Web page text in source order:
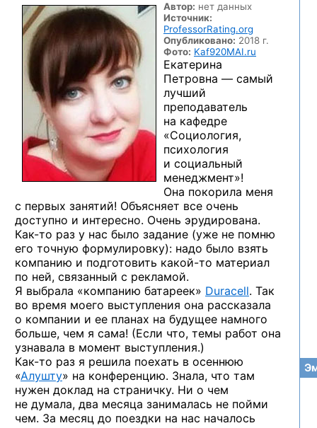
Автор: нет данных
Источник:
ProfessorRating.org
Опубликовано: 2018 г.
Фото: Kaf920MAI.ru
Екатерина
Петровна — самый
лучший
преподаватель
на кафедре
«Социология,
психология
и социальный
менеджмент»!
Она покорила меня
с первых занятий! Объясняет все очень
доступно и интересно. Очень эрудирована.
Как-то раз у нас было задание (уже не помню
его точную формулировку): надо было взять
компанию и подготовить какой-то материал
по ней, связанный с рекламой.
Я выбрала «компанию батареек» Duracell. Так
во время моего выступления она рассказала
о компании и ее планах на будущее намного
больше, чем я сама! (Если что, темы работ она
узнавала в момент выступления.)
Как-то раз я решила поехать в осеннюю
«Алушту» на конференцию. Знала, что там
нужен доклад на страничку. Ни о чем
не думала, два месяца занималась не пойми
чем. За месяц до поездки на нас началось